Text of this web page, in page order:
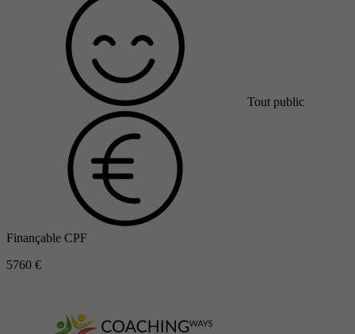
Tout public
Finançable CPF
5760 €